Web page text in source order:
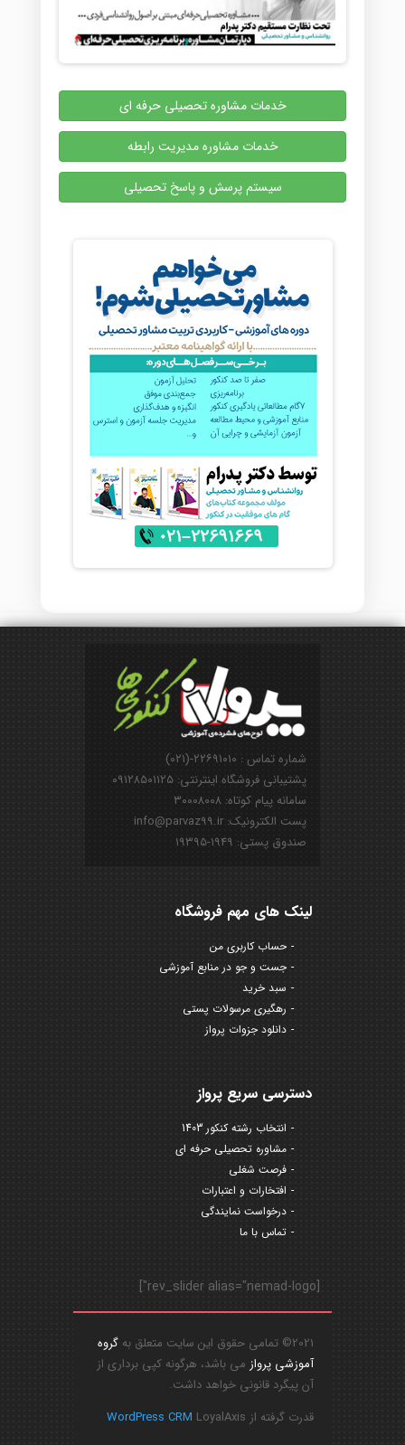
خدمات مشاوره تحصیلی حرفه ای
خدمات مشاوره مدیریت رابطه
سیستم پرسش و پاسخ تحصیلی
شماره تماس : ۲۲۶۹۱۰۱۰-(۰۲۱)
پشتیبانی فروشگاه اینترنتی: ۰۹۱۲۸۵۰۱۱۲۵
سامانه پیام کوتاه: ۳۰۰۰۸۰۰۸
پست الکترونیک: info@parvaz99.ir
صندوق پستی: ۱۹۴۹-۱۹۳۹۵
لینک های مهم فروشگاه
حساب کاربری من
جست و جو در منابع آموزشی
سبد خرید
رهگیری مرسولات پستی
دانلود جزوات پرواز
دسترسی سریع پرواز
انتخاب رشته کنکور 1403
مشاوره تحصیلی حرفه ای
فرصت شغلی
افتخارات و اعتبارات
درخواست نمایندگی
تماس با ما
[rev_slider alias="nemad-logo"]
2021© تمامی حقوق این سایت متعلق به
گروه
آموزشی پرواز می باشد، هرگونه کپی برداری از
آن پیگرد قانونی خواهد داشت.
قدرت گرفته از
WordPress CRM LoyalAxis